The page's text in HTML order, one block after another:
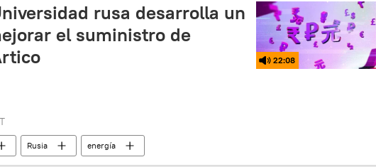
rusa desarrolla un
el suministro de
22:08
Rusia energía